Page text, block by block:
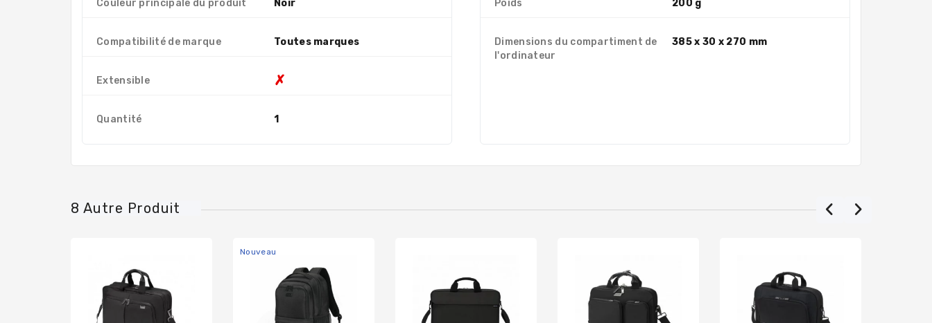
Couleur principale du produit Noir
Compatibilité de marque Toutes marques
Extensible ✗
Quantité 1
Poids 200 g
Dimensions du compartiment de
l'ordinateur
385 x 30 x 270 mm
8 Autre Produit
Nouveau